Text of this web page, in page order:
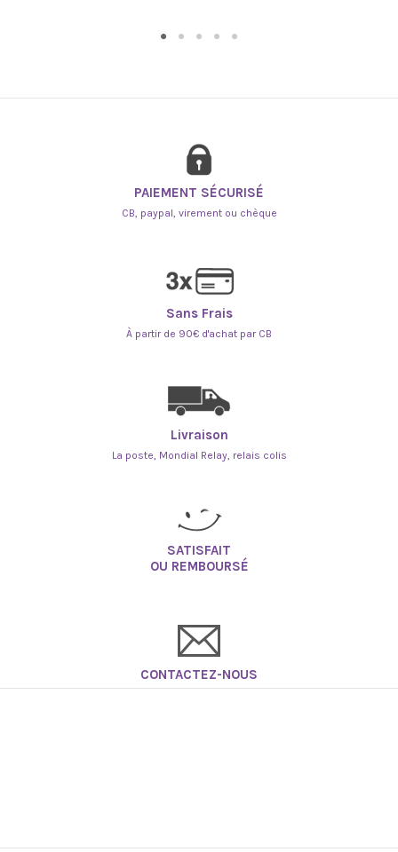
PAIEMENT SÉCURISÉ
CB, paypal, virement ou chèque
Sans Frais
À partir de 90€ d'achat par CB
Livraison
La poste, Mondial Relay, relais colis
SATISFAIT
OU REMBOURSÉ
CONTACTEZ-NOUS